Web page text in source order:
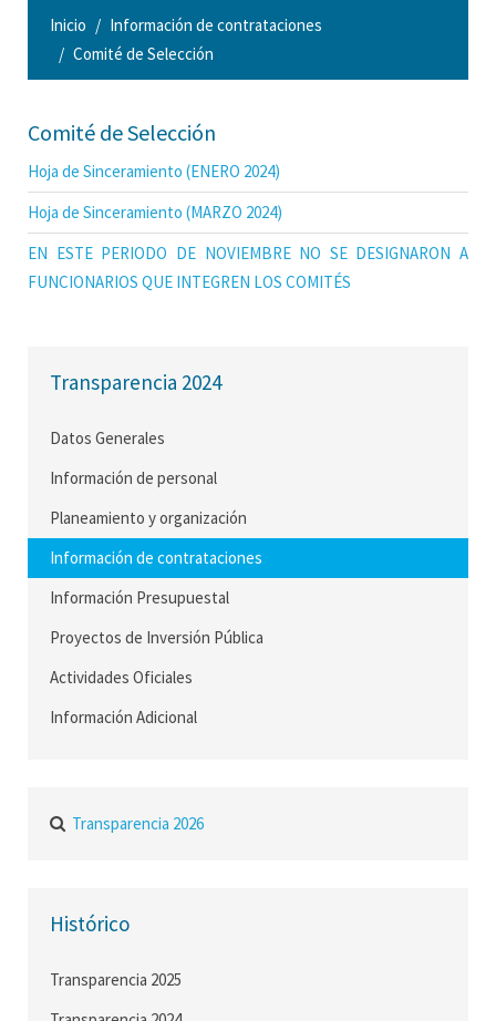
Inicio
Información de contrataciones
Comité de Selección
Comité de Selección
Hoja de Sinceramiento (ENERO 2024)
Hoja de Sinceramiento (MARZO 2024)
EN ESTE PERIODO DE NOVIEMBRE NO SE DESIGNARON A
FUNCIONARIOS QUE INTEGREN LOS COMITÉS
Transparencia 2024
Datos Generales
Información de personal
Planeamiento y organización
Información de contrataciones
Información Presupuestal
Proyectos de Inversión Pública
Actividades Oficiales
Información Adicional
Transparencia 2026
Histórico
Transparencia 2025